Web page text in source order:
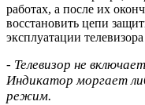
работах, а после их
восстановить цепи
эксплуатации
- Телевизор не
Индикатор моргает
режим.